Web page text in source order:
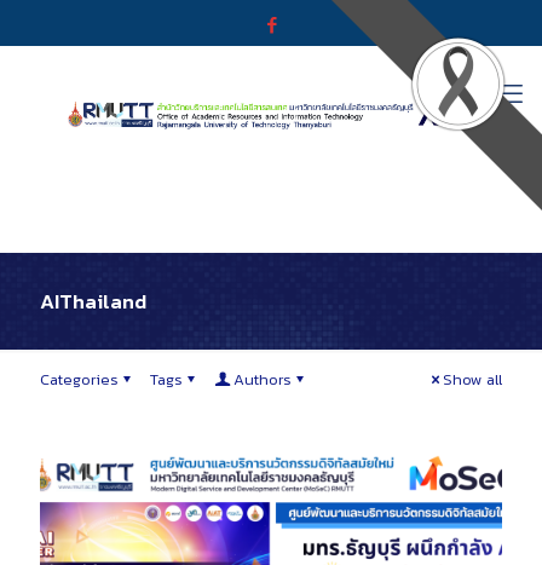
AIThailand
Categories Tags Authors Show all